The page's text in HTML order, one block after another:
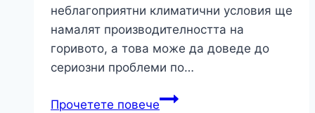
неблагоприятни климатични условия ще
намалят производителността на
горивото, а това може да доведе до
сериозни проблеми по…
Прочетете повече6